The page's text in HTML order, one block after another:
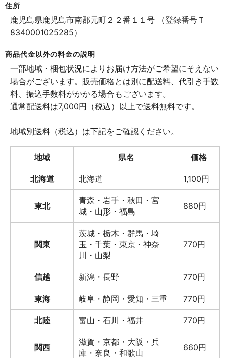
住所
鹿児島県鹿児島市南郡元町２２番１１号 （登録番号Ｔ
8340001025285）
商品代金以外の料金の説明
一部地域・梱包状況によりお届け方法がご希望にそえない
場合がございます。販売価格とは別に配送料、代引き手数
料、振込手数料がかかる場合もございます。
通常配送料は7,000円（税込）以上で送料無料です。
地域別送料（税込）は下記をご確認ください。
地域 県名 価格
北海道 北海道 1,100円
東北
青森・岩手・秋田・宮
城・山形・福島
880円
関東
茨城・栃木・群馬・埼
玉・千葉・東京・神奈
川・山梨
770円
信越 新潟・長野 770円
東海 岐阜・静岡・愛知・三重 770円
北陸 富山・石川・福井 770円
関西
滋賀・京都・大阪・兵
庫・奈良・和歌山
660円